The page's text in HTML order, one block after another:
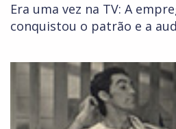
Era uma vez na TV: A
conquistou o patrão e a